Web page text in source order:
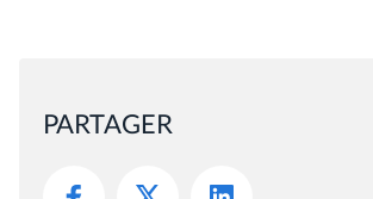
PARTAGER